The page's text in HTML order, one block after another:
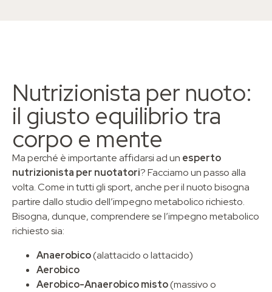
Nutrizionista per nuoto:
il giusto equilibrio tra
corpo e mente
Ma perché è importante affidarsi ad un esperto
nutrizionista per nuotatori? Facciamo un passo alla
volta. Come in tutti gli sport, anche per il nuoto bisogna
partire dallo studio dell’impegno metabolico richiesto.
Bisogna, dunque, comprendere se l’impegno metabolico
richiesto sia:
Anaerobico(alattacido o lattacido)
Aerobico
Aerobico-Anaerobico misto(massivo o